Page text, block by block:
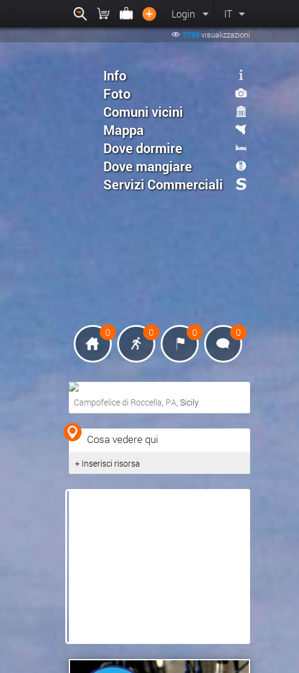
Login IT
7739visualizzazioni
Info
Foto
Comuni vicini
Mappa
Dove dormire
Dove mangiare
Servizi Commerciali
0 0 0 0
Ottieni indicazioni stradali
Visualizza mappa
Campofelice di Roccella, PA, Sicily
Cosa vedere qui
+ Inserisci risorsa